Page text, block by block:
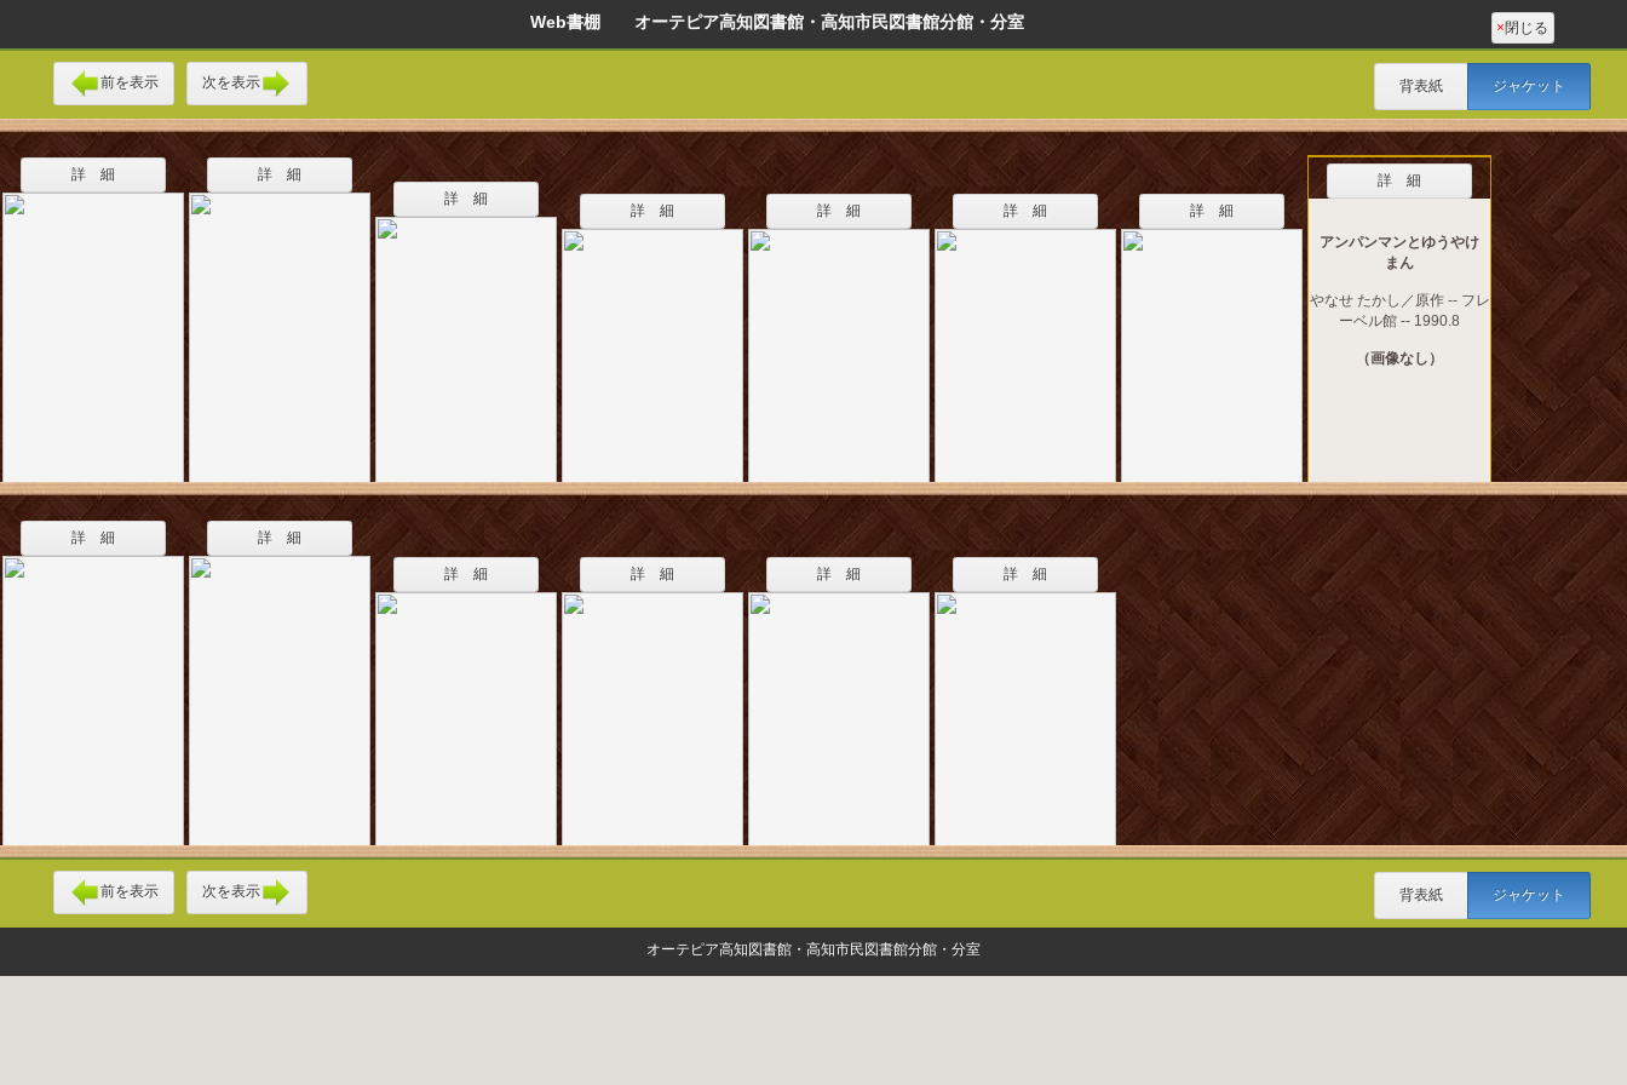
Web書棚 オーテピア高知図書館・高知市民図書館分館・分室 ×閉じる
前を表示 次を表示 背表紙 ジャケット
詳 細
詳 細
詳 細
詳 細 詳 細 詳 細 詳 細
詳 細
アンパンマンとゆうやけ
まん
やなせ たかし／原作 -- フレ
ーベル館 -- 1990.8
（画像なし）
詳 細 詳 細
詳 細 詳 細 詳 細 詳 細
前を表示 次を表示 背表紙 ジャケット
オーテピア高知図書館・高知市民図書館分館・分室